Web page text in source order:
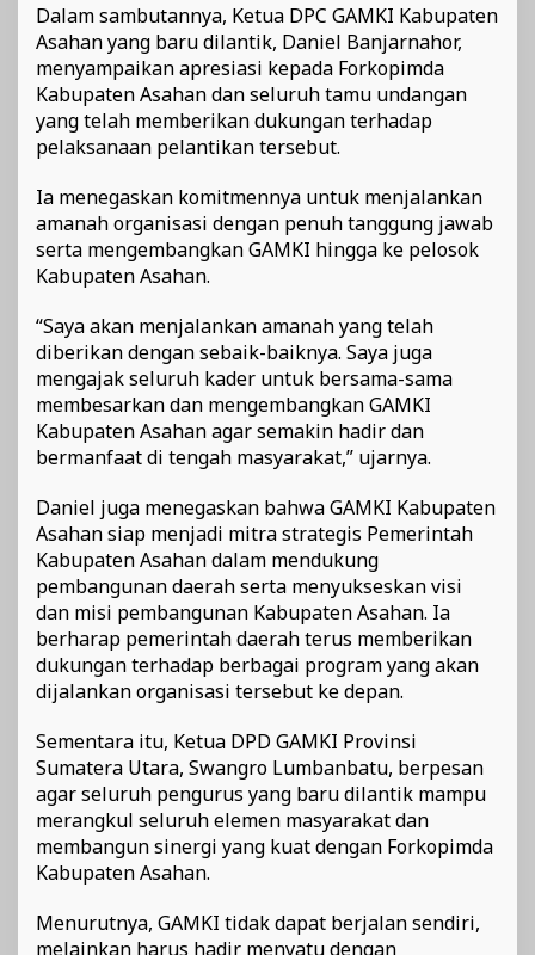
Dalam sambutannya, Ketua DPC GAMKI Kabupaten
Asahan yang baru dilantik, Daniel Banjarnahor,
menyampaikan apresiasi kepada Forkopimda
Kabupaten Asahan dan seluruh tamu undangan
yang telah memberikan dukungan terhadap
pelaksanaan pelantikan tersebut.
Ia menegaskan komitmennya untuk menjalankan
amanah organisasi dengan penuh tanggung jawab
serta mengembangkan GAMKI hingga ke pelosok
Kabupaten Asahan.
“Saya akan menjalankan amanah yang telah
diberikan dengan sebaik-baiknya. Saya juga
mengajak seluruh kader untuk bersama-sama
membesarkan dan mengembangkan GAMKI
Kabupaten Asahan agar semakin hadir dan
bermanfaat di tengah masyarakat,” ujarnya.
Daniel juga menegaskan bahwa GAMKI Kabupaten
Asahan siap menjadi mitra strategis Pemerintah
Kabupaten Asahan dalam mendukung
pembangunan daerah serta menyukseskan visi
dan misi pembangunan Kabupaten Asahan. Ia
berharap pemerintah daerah terus memberikan
dukungan terhadap berbagai program yang akan
dijalankan organisasi tersebut ke depan.
Sementara itu, Ketua DPD GAMKI Provinsi
Sumatera Utara, Swangro Lumbanbatu, berpesan
agar seluruh pengurus yang baru dilantik mampu
merangkul seluruh elemen masyarakat dan
membangun sinergi yang kuat dengan Forkopimda
Kabupaten Asahan.
Menurutnya, GAMKI tidak dapat berjalan sendiri,
melainkan harus hadir menyatu dengan